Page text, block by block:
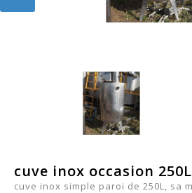
cuve inox occasion 250L
cuve inox simple paroi de 250L, sa